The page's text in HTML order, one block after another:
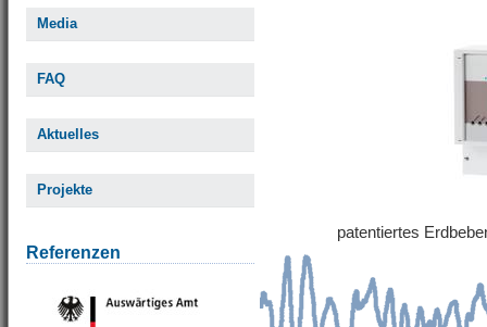
Media
FAQ
Aktuelles
Projekte
Referenzen
patentiertes